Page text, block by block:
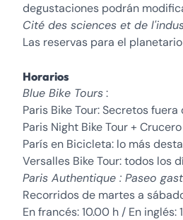
degustaciones podrán
Cité des sciences et de
Las reservas para el
Horarios
Blue Bike Tours:
Paris Bike Tour: Secretos
Paris Night Bike Tour +
París en Bicicleta: lo más
Versalles Bike Tour: todos los
Paris Authentique : Paseo
Recorridos de martes a
En francés: 10.00 h / En inglés: